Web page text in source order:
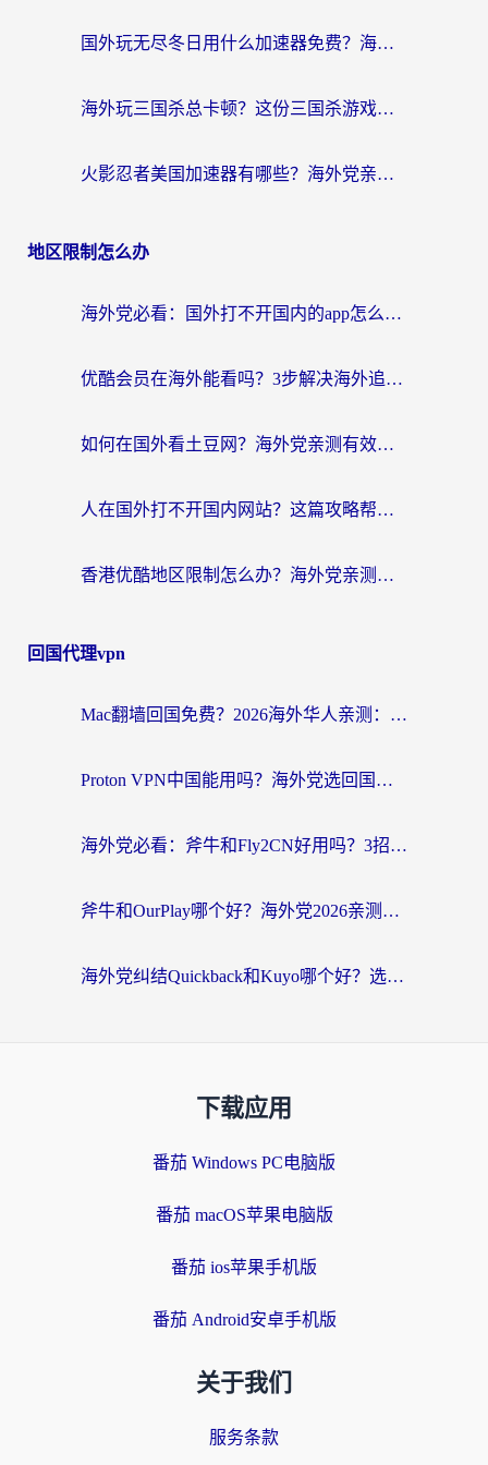
国外玩无尽冬日用什么加速器免费？海外党国服游戏加速避坑指南
海外玩三国杀总卡顿？这份三国杀游戏加速器指南帮你告别延迟烦恼
火影忍者美国加速器有哪些？海外党亲测的国服游戏加速全攻略（含菲律宾玩三国之刃守望黎明技巧）
地区限制怎么办
海外党必看：国外打不开国内的app怎么办？3步解决你的乡愁
优酷会员在海外能看吗？3步解决海外追剧难题，附实测好用加速器推荐
如何在国外看土豆网？海外党亲测有效的追剧加速器选择指南
人在国外打不开国内网站？这篇攻略帮你无缝解锁国内资源（附交管12123使用技巧）
香港优酷地区限制怎么办？海外党亲测有效的追剧解决方案
回国代理vpn
Mac翻墙回国免费？2026海外华人亲测：从CCTV5直播到国内APP，这样选加速器才靠谱
Proton VPN中国能用吗？海外党选回国加速器的避坑指南（附番茄加速器实测）
海外党必看：斧牛和Fly2CN好用吗？3招教你选对回国加速器（附免费试用攻略）
斧牛和OurPlay哪个好？海外党2026亲测：选对加速器，国内资源秒加载
海外党纠结Quickback和Kuyo哪个好？选对回国加速器才能无缝刷国内资源
下载应用
番茄 Windows PC电脑版
番茄 macOS苹果电脑版
番茄 ios苹果手机版
番茄 Android安卓手机版
关于我们
服务条款